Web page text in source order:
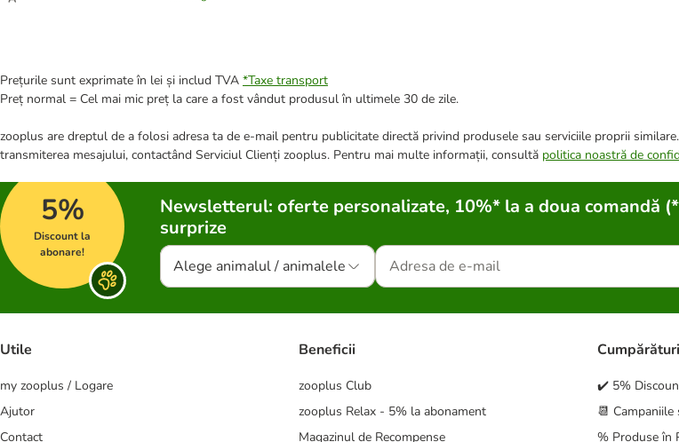
Prețurile sunt exprimate în lei și includ TVA *Taxe transport
Preț normal = Cel mai mic preț la care a fost vândut produsul în ultimele 30 de zile.
zooplus are dreptul de a folosi adresa ta de e-mail pentru publicitate directă privind produsele sau serviciile proprii
transmiterea mesajului, contactând Serviciul Clienți zooplus. Pentru mai multe informații, consultă politica noastră de
5%
Discount la
abonare!
Newsletterul: oferte personalizate, 10%* la a doua comandă
surprize
Alege animalul / animalele
Utile
my zooplus / Logare
Ajutor
Contact
Beneficii
zooplus Club
zooplus Relax - 5% la abonament
Magazinul de Recompense
Cumpărături
✔️ 5%
📆 Campaniile
% Produse în